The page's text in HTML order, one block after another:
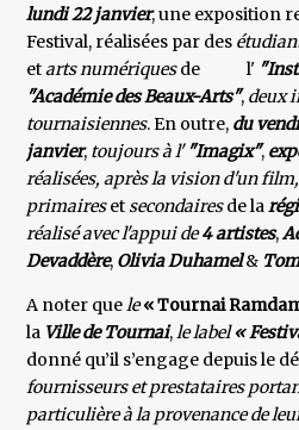
lundi 22 janvier, une exposition
Festival, réalisées par des
etarts numériquesde l'
"Académie des Beaux-Arts", deux
tournaisiennes. En outre, du
janvier, toujours à l'"Imagix",
réalisées, après la vision d'un film,
primairesetsecondairesde la
réalisé avec l'appui de4 artistes,
Devaddère, Olivia Duhamel&
A noter quele« Tournai
la Ville de Tournai,le label«
donné qu’il s’engage depuis le
fournisseurs et prestataires
particulière à la provenance de